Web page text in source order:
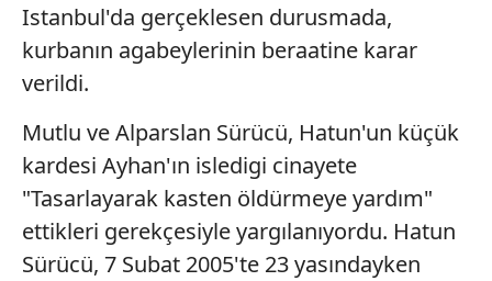
Istanbul'da gerçeklesen durusmada,
kurbanın agabeylerinin beraatine karar
verildi.
Mutlu ve Alparslan Sürücü, Hatun'un küçük
kardesi Ayhan'ın isledigi cinayete
"Tasarlayarak kasten öldürmeye yardım"
ettikleri gerekçesiyle yargılanıyordu. Hatun
Sürücü, 7 Subat 2005'te 23 yasındayken